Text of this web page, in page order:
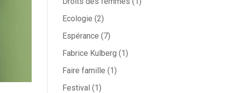
Ecologie (2)
Espérance (7)
Fabrice Kulberg (1)
Faire famille (1)
Festival (1)